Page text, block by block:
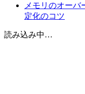
メモリのオーバ
定化のコツ
読み込み中…